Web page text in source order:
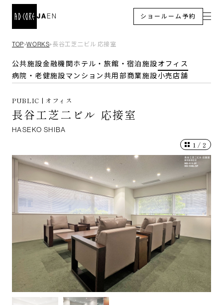
EN
JA ショールーム予約
TOP＞WORKS＞ 長谷工芝二ビル 応接室
公共施設金融機関 ホテル・旅館・宿泊施設オフィス
病院・老健施設マンション共用部商業施設小売店舗
PUBLIC | オフィス
長谷工芝二ビル 応接室
HASEKO SHIBA
1 / 2